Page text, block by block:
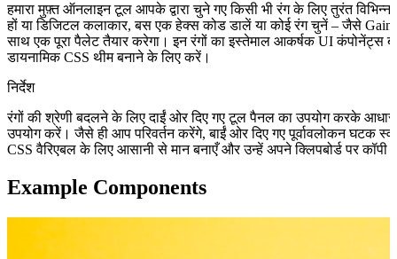
हमारा मुफ़्त ऑनलाइन टूल आपके द्वारा चुने गए किसी भी रंग के लिए तुरंत
हों या डिजिटल कलाकार, बस एक हेक्स कोड डालें या कोई रंग चुनें – जैसे
साथ एक पूरा पैलेट तैयार करेगा। इन रंगों का इस्तेमाल आकर्षक UI कंपोनेंट्स
डायनामिक CSS थीम बनाने के लिए करें।
निर्देश
रंगों की श्रेणी बदलने के लिए दाईं ओर दिए गए टूल पैनल का उपयोग करके
उपयोग करें। जैसे ही आप परिवर्तन करेंगे, बाईं ओर दिए गए पूर्वावलोकन घटक
CSS वैरिएबल के लिए आसानी से मान बनाएँ और उन्हें अपने क्लिपबोर्ड पर कॉपी
Example Components